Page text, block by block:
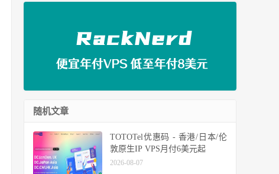
随机文章
TOTOTel优惠码 - 香港/日本/伦
敦原生IP VPS月付6美元起
2026-08-07